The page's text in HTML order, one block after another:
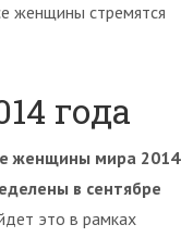
женщины стремятся
года
женщины мира 2014
в сентябре
это в рамках